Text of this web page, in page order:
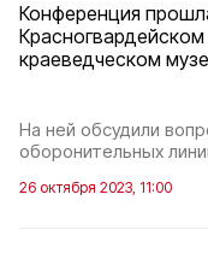
Конференция
Красногвардейском
краеведческом
На ней обсудили
оборонительных
26 октября 2023, 11:00